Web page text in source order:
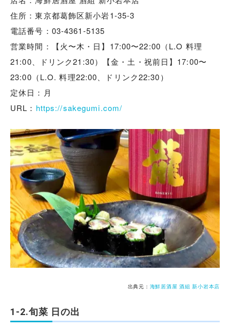
住所：東京都葛飾区新小岩1-35-3
電話番号：03-4361-5135
営業時間：【火〜木・日】17:00〜22:00（L.O 料理
21:00、ドリンク21:30）【金・土・祝前日】17:00〜
23:00（L.O. 料理22:00、ドリンク22:30）
定休日：月
URL： https://sakegumi.com/
出典元： 海鮮居酒屋 酒組 新小岩本店
1-2.旬菜 日の出